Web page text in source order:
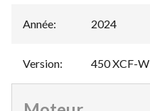
Année: 2024
Version: 450 XCF-W